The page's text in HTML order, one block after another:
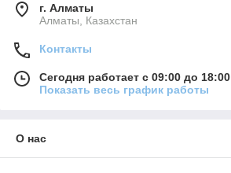
г. Алматы
Алматы, Казахстан
Контакты
Сегодня работает с 09:00 до 18:00
Показать весь график работы
О нас